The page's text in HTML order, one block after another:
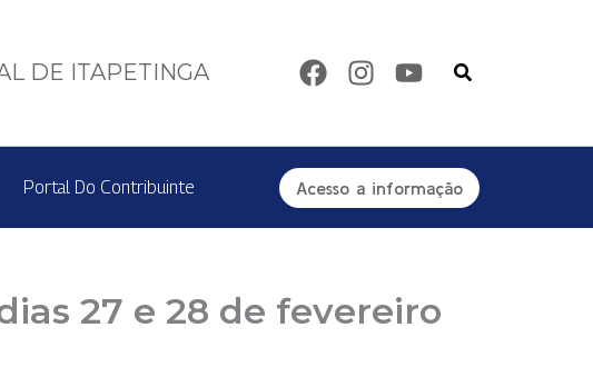
DE ITAPETINGA Pesquisar
Portal Do Contribuinte Acesso a informação
27 e 28 de fevereiro